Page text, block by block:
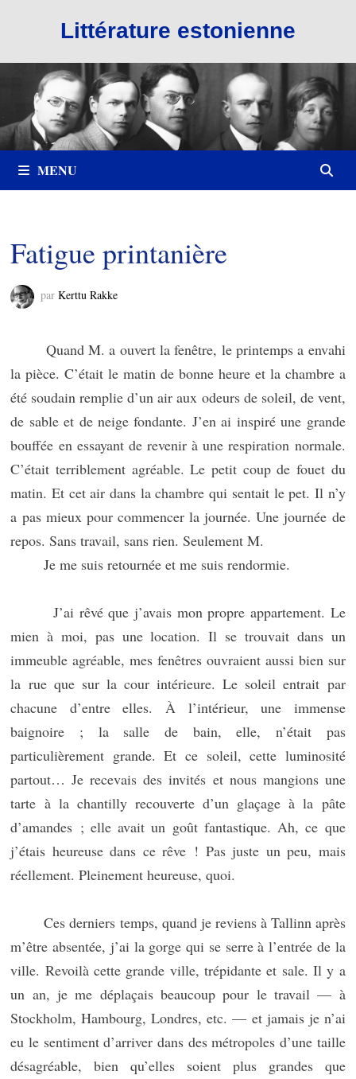
Littérature estonienne
MENU
Fatigue printanière
parKerttu Rakke
Quand M. a ouvert la fenêtre, le printemps a envahi
la pièce. C’était le matin de bonne heure et la chambre a
été soudain remplie d’un air aux odeurs de soleil, de vent,
de sable et de neige fondante. J’en ai inspiré une grande
bouffée en essayant de revenir à une respiration normale.
C’était terriblement agréable. Le petit coup de fouet du
matin. Et cet air dans la chambre qui sentait le pet. Il n’y
a pas mieux pour commencer la journée. Une journée de
repos. Sans travail, sans rien. Seulement M.
Je me suis retournée et me suis rendormie.
J’ai rêvé que j’avais mon propre appartement. Le
mien à moi, pas une location. Il se trouvait dans un
immeuble agréable, mes fenêtres ouvraient aussi bien sur
la rue que sur la cour intérieure. Le soleil entrait par
chacune d’entre elles. À l’intérieur, une immense
baignoire ; la salle de bain, elle, n’était pas
particulièrement grande. Et ce soleil, cette luminosité
partout… Je recevais des invités et nous mangions une
tarte à la chantilly recouverte d’un glaçage à la pâte
d’amandes ; elle avait un goût fantastique. Ah, ce que
j’étais heureuse dans ce rêve ! Pas juste un peu, mais
réellement. Pleinement heureuse, quoi.
Ces derniers temps, quand je reviens à Tallinn après
m’être absentée, j’ai la gorge qui se serre à l’entrée de la
ville. Revoilà cette grande ville, trépidante et sale. Il y a
un an, je me déplaçais beaucoup pour le travail — à
Stockholm, Hambourg, Londres, etc. — et jamais je n’ai
eu le sentiment d’arriver dans des métropoles d’une taille
désagréable, bien qu’elles soient plus grandes que